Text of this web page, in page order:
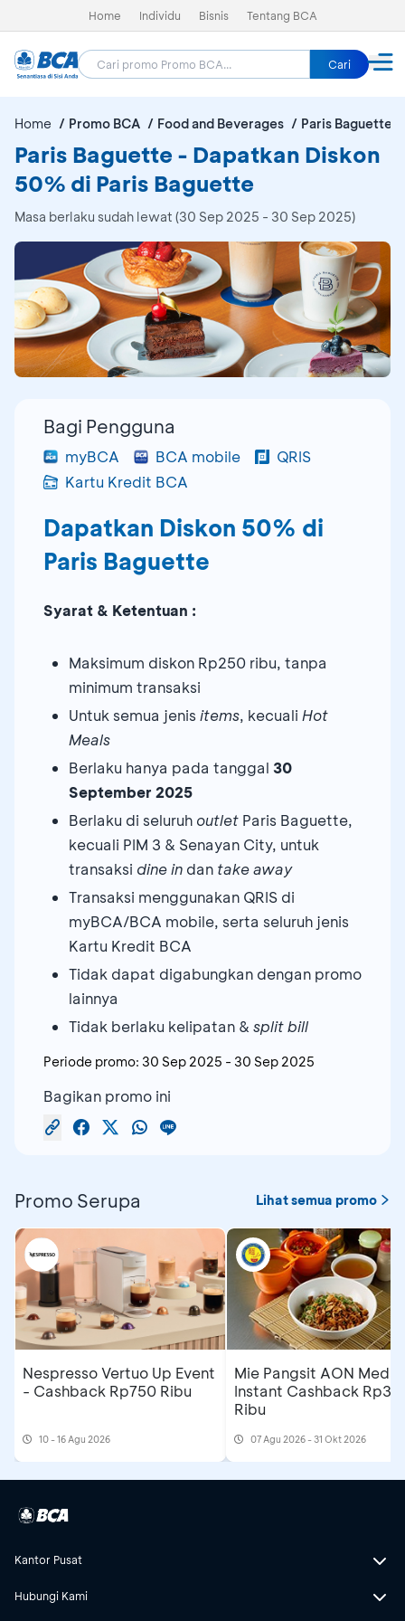
Home Individu Bisnis Tentang BCA
Cari
Home Promo BCA Food and Beverages Paris Baguette
Paris Baguette - Dapatkan Diskon
50% di Paris Baguette
Masa berlaku sudah lewat (30 Sep 2025 - 30 Sep 2025)
Bagi Pengguna
myBCA BCA mobile
QRIS
Kartu Kredit BCA
Dapatkan Diskon 50% di
Paris Baguette
Syarat & Ketentuan :
Maksimum diskon Rp250 ribu, tanpa
minimum transaksi
Untuk semua jenis items, kecuali Hot
Meals
Berlaku hanya pada tanggal 30
September 2025
Berlaku di seluruh outlet Paris Baguette,
kecuali PIM 3 & Senayan City, untuk
transaksi dine in dan take away
Transaksi menggunakan QRIS di
myBCA/BCA mobile, serta seluruh jenis
Kartu Kredit BCA
Tidak dapat digabungkan dengan promo
lainnya
Tidak berlaku kelipatan & split bill
Periode promo: 30 Sep 2025 - 30 Sep 2025
Bagikan promo ini
Promo Serupa Lihat semua promo
Nespresso Vertuo Up Event
- Cashback Rp750 Ribu
10 - 16 Agu 2026
Mie Pangsit AON
Instant Cashback Rp35
Ribu
07 Agu 2026 - 31 Okt 2026
Kantor Pusat
Hubungi Kami